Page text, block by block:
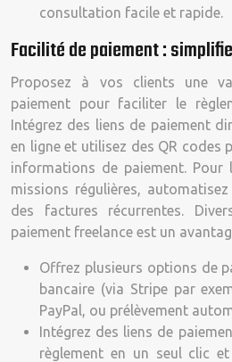
consultation facile et rapide.
Facilité de paiement :
Proposez à vos clients une
paiement pour faciliter le
Intégrez des liens de paiement
en ligne et utilisez des QR codes
informations de paiement. Pour
missions régulières,
des factures récurrentes.
paiement freelance est un
Offrez plusieurs options de
bancaire (via Stripe par
PayPal, ou prélèvement
Intégrez des liens de
règlement en un seul clic et